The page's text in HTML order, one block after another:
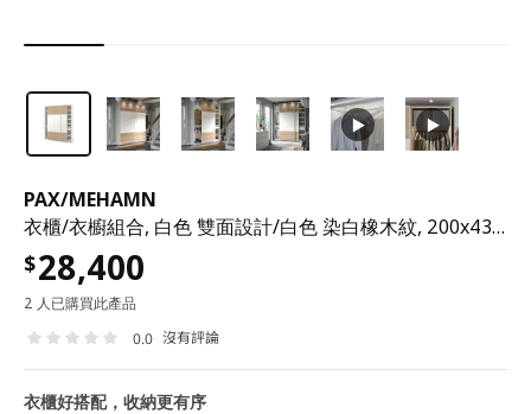
PAX/MEHAMN
衣櫃/衣櫥組合, 白色 雙面設計/白色 染白橡木紋, 200x43x236 公分
$28,400
2 人已購買此產品
0.0 沒有評論
衣櫃好搭配，收納更有序